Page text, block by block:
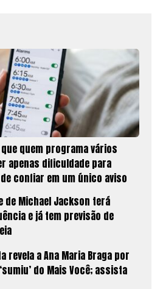
quem programa vários
apenas dificuldade para
confiar em um único aviso
de Michael Jackson terá
e já tem previsão de
revela a Ana Maria Braga por
do Mais Você; assista